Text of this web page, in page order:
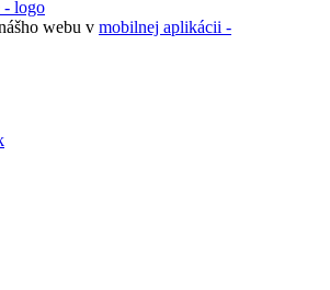
webu v mobilnej aplikácii -